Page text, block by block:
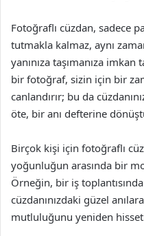
Fotoğraflı cüzdan, sadece
tutmakla kalmaz, aynı
yanınıza taşımanıza
bir fotoğraf, sizin için bir
canlandırır; bu da
öte, bir anı defterine
Birçok kişi için fotoğraflı
yoğunluğun arasında bir
Örneğin, bir iş
cüzdanınızdaki güzel
mutluluğunu yeniden